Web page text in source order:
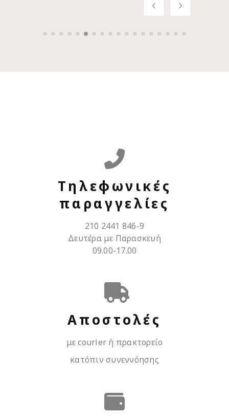
Τηλεφωνικές
παραγγελίες
210 2441 846-9
Δευτέρα με Παρασκευή
09.00-17.00
Αποστολές
με courier ή πρακτορείο
κατόπιν συνεννόησης